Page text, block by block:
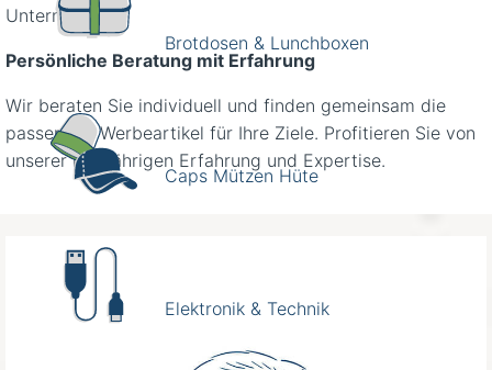
Brotdosen & Lunchboxen
Caps Mützen Hüte
Elektronik & Technik
Unternehmen.
Persönliche Beratung mit Erfahrung
Wir beraten Sie individuell und finden gemeinsam die
passenden Werbeartikel für Ihre Ziele. Profitieren Sie von
unserer langjährigen Erfahrung und Expertise.